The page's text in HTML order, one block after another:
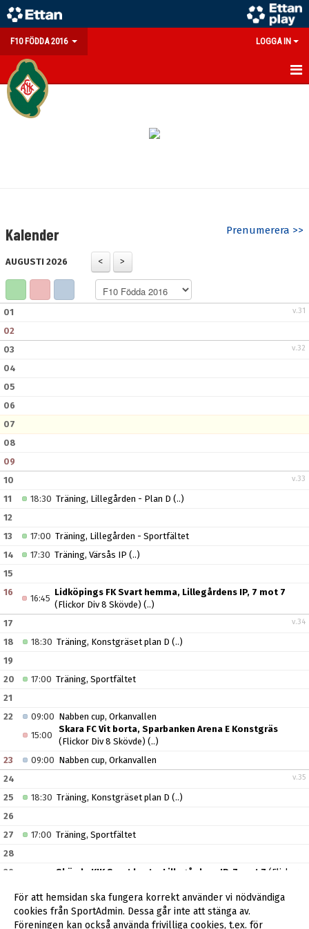
F10 FÖDDA 2016 LOGGA IN
HEM
KONTAKT
Prenumerera >>
Kalender
AUGUSTI 2026
v.31
01
02
v.32
03
04
05
06
07
08
09
v.33
10
11
18:30 Träning, Lillegården - Plan D (..)
12
13
17:00 Träning, Lillegården - Sportfältet
14
17:30 Träning, Värsås IP (..)
15
16
16:45
Lidköpings FK Svart hemma, Lillegårdens IP, 7 mot 7
(Flickor Div 8 Skövde) (..)
v.34
17
18
18:30 Träning, Konstgräset plan D (..)
19
20
17:00 Träning, Sportfältet
21
22
09:00 Nabben cup, Orkanvallen
15:00
Skara FC Vit borta, Sparbanken Arena E Konstgräs
(Flickor Div 8 Skövde) (..)
23
09:00 Nabben cup, Orkanvallen
v.35
24
25
18:30 Träning, Konstgräset plan D (..)
26
27
17:00 Träning, Sportfältet
28
29
Skövde KIK Svart borta, Lillegårdens IP, 7 mot 7 (Flickor
För att hemsidan ska fungera korrekt använder vi nödvändiga
cookies från SportAdmin. Dessa går inte att stänga av.
Föreningen kan också använda frivilliga cookies, t.ex. för